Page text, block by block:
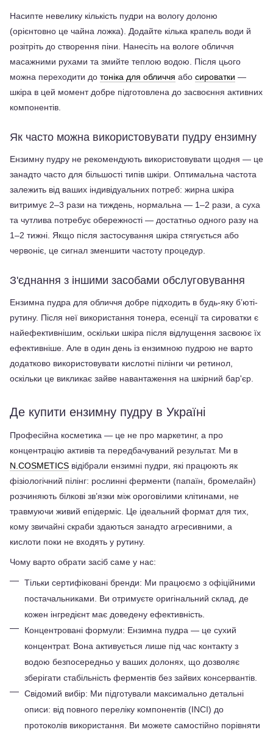
Насипте невелику кількість пудри на вологу долоню
(орієнтовно це чайна ложка). Додайте кілька крапель води й
розітріть до створення піни. Нанесіть на вологе обличчя
масажними рухами та змийте теплою водою. Після цього
можна переходити до тоніка для обличчя або сироватки —
шкіра в цей момент добре підготовлена ​​до засвоєння активних
компонентів.
Як часто можна використовувати пудру ензимну
Ензимну пудру не рекомендують використовувати щодня — це
занадто часто для більшості типів шкіри. Оптимальна частота
залежить від ваших індивідуальних потреб: жирна шкіра
витримує 2–3 рази на тиждень, нормальна — 1–2 рази, а суха
та чутлива потребує обережності — достатньо одного разу на
1–2 тижні. Якщо після застосування шкіра стягується або
червоніє, це сигнал зменшити частоту процедур.
З'єднання з іншими засобами обслуговування
Ензимна пудра для обличчя добре підходить в будь-яку бʼюті-
рутину. Після неї використання тонера, есенції та сироватки є
найефективнішим, оскільки шкіра після відлущення засвоює їх
ефективніше. Але в один день із ензимною пудрою не варто
додатково використовувати кислотні пілінги чи ретинол,
оскільки це викликає зайве навантаження на шкірний бар'єр.
Де купити ензимну пудру в Україні
Професійна косметика — це не про маркетинг, а про
N.COSMETICS відібрали ензимні пудри, які працюють як
фізіологічний пілінг: рослинні ферменти (папаїн, бромелайн)
розчиняють білкові зв’язки між ороговілими клітинами, не
травмуючи живий епідерміс. Це ідеальний формат для тих,
кому звичайні скраби здаються занадто агресивними, а
кислоти поки не входять у рутину.
Чому варто обрати засіб саме у нас:
Тільки сертифіковані бренди: Ми працюємо з офіційними
постачальниками. Ви отримуєте оригінальний склад, де
кожен інгредієнт має доведену ефективність.
Концентровані формули: Ензимна пудра — це сухий
концентрат. Вона активується лише під час контакту з
водою безпосередньо у ваших долонях, що дозволяє
зберігати стабільність ферментів без зайвих консервантів.
Свідомий вибір: Ми підготували максимально детальні
описи: від повного переліку компонентів (INCI) до
протоколів використання. Ви можете самостійно порівняти